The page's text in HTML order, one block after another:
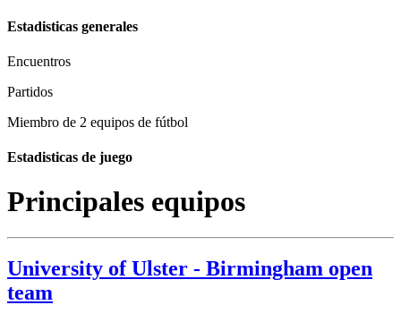
Estadisticas generales
Encuentros
Partidos
Miembro de 2 equipos de fútbol
Estadisticas de juego
Principales equipos
University of Ulster - Birmingham open
team